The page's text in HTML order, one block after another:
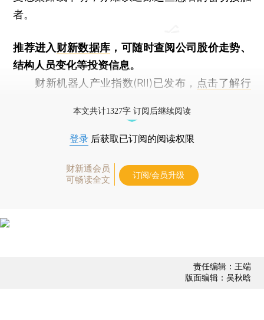
者。
推荐进入财新数据库 ，可随时查阅公司股价走势、
结构人员变化等投资信息。
财新机器人产业指数(RII)已发布， 点击了解行
本文共计1327字 订阅后继续阅读
登录 后获取已订阅的阅读权限
财新通会员
可畅读全文
订阅/会员升级
责任编辑：王端
版面编辑：吴秋晗